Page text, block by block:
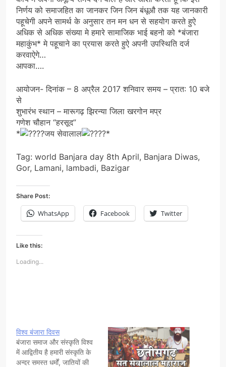
निर्णय को समाजहित का जानकर जिन जिन बंधूऔ तक यह जानकारी
पहूचेगी अपने सामर्थ के अनुसार तन मन धन से सहयोग करते हुऐ
अधिक से अधिक संख्या मे हमारे सामाजिक भाई बहनो को *बंजारा
महाकुंभ* मे पहूचाने का प्रयास करते हुऐ अपनी उपस्थिति दर्ज
करवाऐगे…
आपका….
आयोजन- दिनांक – 8 अप्रैल 2017 शनिवार समय – प्रात: 10 बजे
से
शुभारंभ स्थान – मारूगढ़ झिरन्या जिला खरगोन मप्र
गणेश चौहान “हरसूद”
*
जय सेवालाल *
Tag: world Banjara day 8th April, Banjara Diwas,
Gor, Lamani, lambadi, Bazigar
Share Post:
WhatsApp Facebook Twitter
Like this:
Loading...
विश्व बंजारा दिवस
बंजारा समाज और संस्कृति विश्व
में आद्वितीय है हमारी संस्कृति के
अन्दर समस्त धर्मों, जातियों की